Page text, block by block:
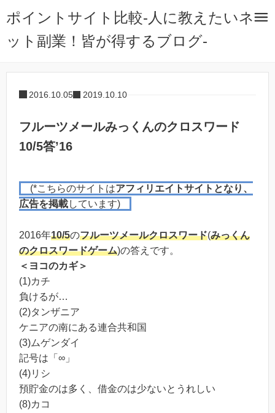
ポイントサイト比較-人に教えたいネ
ット副業！皆が得するブログ-
2016.10.05 2019.10.10
フルーツメールみっくんのクロスワード
10/5答’16
(*こちらのサイトはアフィリエイトサイトとなり、
広告を掲載しています)
2016年10/5のフルーツメールクロスワード(みっくん
のクロスワードゲーム)の答えです。
＜ヨコのカギ＞
(1)カチ
負けるが…
(2)タンザニア
ケニアの南にある連合共和国
(3)ムゲンダイ
記号は「∞」
(4)リシ
預貯金のは多く、借金のは少ないとうれしい
(8)カコ